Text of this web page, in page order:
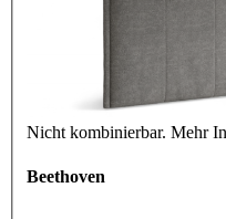
Nicht kombinierbar. Mehr
Beethoven